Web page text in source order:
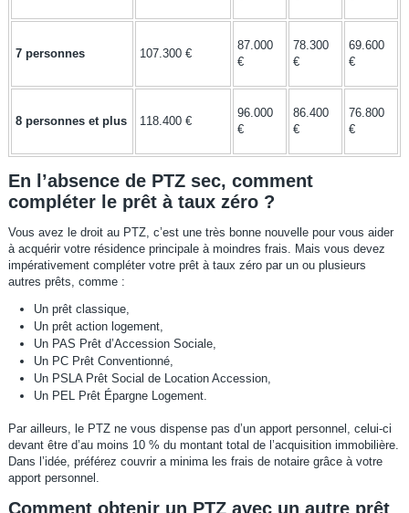
7 personnes 107.300 €
87.000
€
78.300
€
69.600
€
8 personnes et plus 118.400 €
96.000
€
86.400
€
76.800
€
En l’absence de PTZ sec, comment
compléter le prêt à taux zéro ?
Vous avez le droit au PTZ, c’est une très bonne nouvelle pour vous aider
à acquérir votre résidence principale à moindres frais. Mais vous devez
impérativement compléter votre prêt à taux zéro par un ou plusieurs
autres prêts, comme :
Un prêt classique,
Un prêt action logement,
Un PAS Prêt d’Accession Sociale,
Un PC Prêt Conventionné,
Un PSLA Prêt Social de Location Accession,
Un PEL Prêt Épargne Logement.
Par ailleurs, le PTZ ne vous dispense pas d’un apport personnel, celui-ci
devant être d’au moins 10 % du montant total de l’acquisition immobilière.
Dans l’idée, préférez couvrir a minima les frais de notaire grâce à votre
apport personnel.
Comment obtenir un PTZ avec un autre prêt